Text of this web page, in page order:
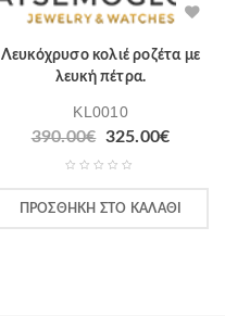
Λευκόχρυσο κολιέ ροζέτα με
λευκή πέτρα.
KL0010
390.00€ 325.00€
ΠΡΟΣΘΉΚΗ ΣΤΟ ΚΑΛΆΘΙ